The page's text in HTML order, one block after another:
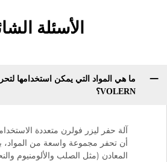
الأسئلة
ما هي المواد التي يمكن استخدامها
VOLERN؟
آلة حفر ليزر فولرن متعددة
أن تحفر مجموعة واسعة من المواد،
المعادن (مثل الصلب والألومنيوم